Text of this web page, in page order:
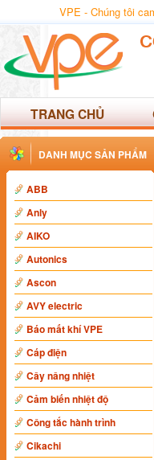
VPE - Chúng tôi
TRANG CHỦ
DANH MỤC SẢN PHẨM
ABB
Anly
AIKO
Autonics
Ascon
AVY electric
Báo mất khí VPE
Cáp điện
Cây nâng nhiệt
Cảm biến nhiệt độ
Công tắc hành trình
Cikachi